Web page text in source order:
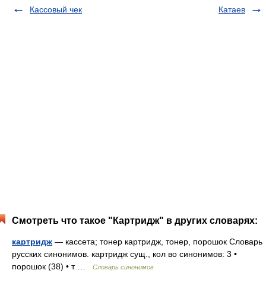
Кассовый чек Катаев
Смотреть что такое "Картридж" в других словарях:
картридж — кассета; тонер картридж, тонер, порошок Словарь
русских синонимов. картридж сущ., кол во синонимов: 3 •
порошок (38) • т …
Словарь синонимов